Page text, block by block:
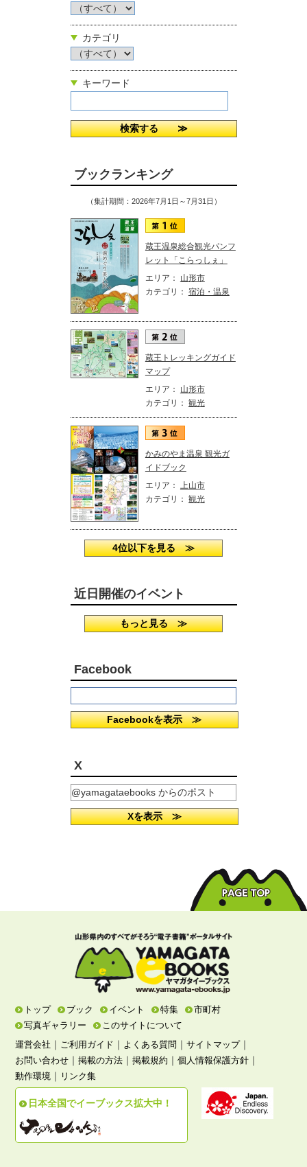
カテゴリ
キーワード
ブックランキング
（集計期間：2026年7月1日～7月31日）
蔵王温泉総合観光パンフ
レット「こらっしぇ」
エリア： 山形市
カテゴリ： 宿泊・温泉
蔵王トレッキングガイド
マップ
エリア： 山形市
カテゴリ： 観光
かみのやま温泉 観光ガ
イドブック
エリア： 上山市
カテゴリ： 観光
4位以下を見る ≫
近日開催のイベント
もっと見る ≫
Facebook
Facebookを表示 ≫
X
@yamagataebooks からのポスト
Xを表示 ≫
トップ ブック イベント 特集
市町村
写真ギャラリー
このサイトについて
運営会社 ｜ ご利用ガイド ｜ よくある質問 ｜サイトマップ｜
お問い合わせ ｜掲載の方法 ｜掲載規約 ｜個人情報保護方針 ｜
動作環境 ｜ リンク集
日本全国でイーブックス拡大中！